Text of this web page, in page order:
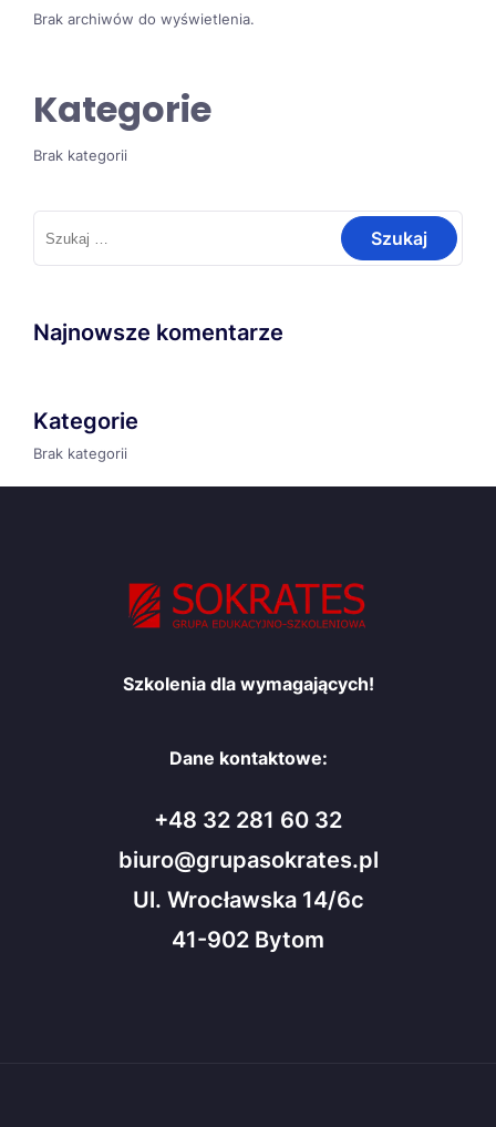
Brak archiwów do wyświetlenia.
Kategorie
Brak kategorii
Szukaj:
Najnowsze komentarze
Kategorie
Brak kategorii
Szkolenia dla wymagających!
Dane kontaktowe:
+48 32 281 60 32
biuro@grupasokrates.pl
Ul. Wrocławska 14/6c
41-902 Bytom